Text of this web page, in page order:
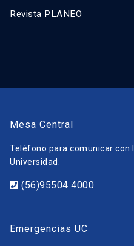
Revista PLANEO
Mesa Central
Teléfono para comunicar con
Universidad.
(56)95504 4000
Emergencias UC